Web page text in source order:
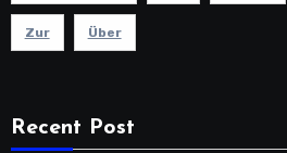
Zur Über
Recent Post